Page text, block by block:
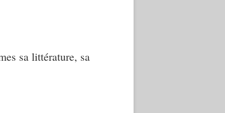
sa littérature, sa